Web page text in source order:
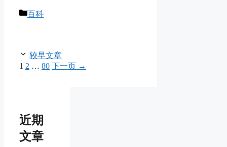
分
百科
较早文章
页
1 页
2 … 页
80 下一页 →
近期
文章